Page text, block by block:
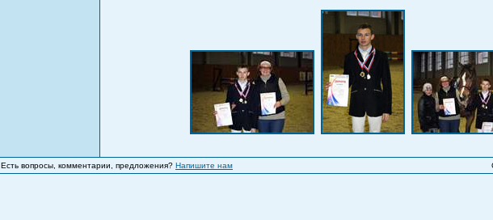
Есть вопросы, комментарии, предложения? Напишите нам